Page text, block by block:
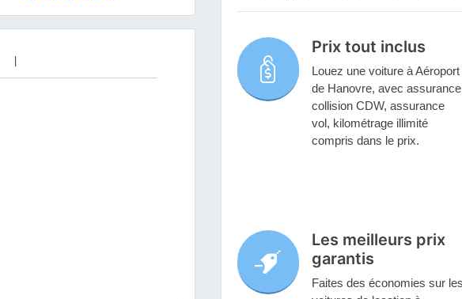
Prix tout inclus
Louez une voiture à Aéroport
de Hanovre, avec assurance
collision CDW, assurance
vol, kilométrage illimité
compris dans le prix.
Les meilleurs prix
garantis
Faites des économies sur